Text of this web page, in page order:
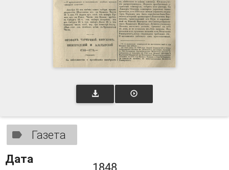
Газета
Дата
1848